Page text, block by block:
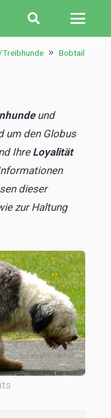
Bobtail
und
um den Globus
Ihre Loyalität
dieser
zur Haltung